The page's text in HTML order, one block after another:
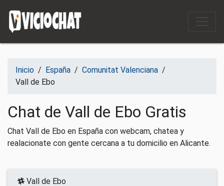
Inicio / España / Comunitat Valenciana /
Vall de Ebo
Chat de Vall de Ebo Gratis
Chat Vall de Ebo en España con webcam, chatea y
realacionate con gente cercana a tu domicilio en Alicante.
Vall de Ebo